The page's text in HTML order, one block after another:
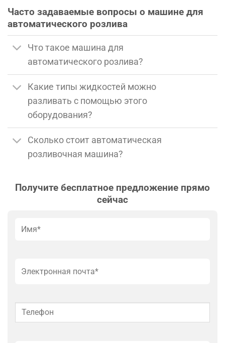
Часто задаваемые вопросы о машине для
автоматического розлива
Что такое машина для
автоматического розлива?
Какие типы жидкостей можно
разливать с помощью этого
оборудования?
Сколько стоит автоматическая
розливочная машина?
Получите бесплатное предложение прямо
сейчас